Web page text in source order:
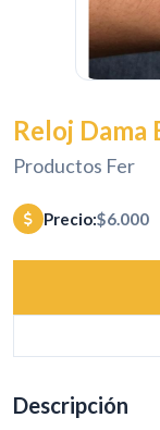
Reloj Dama
Productos Fer
Precio:$6.000
Descripción